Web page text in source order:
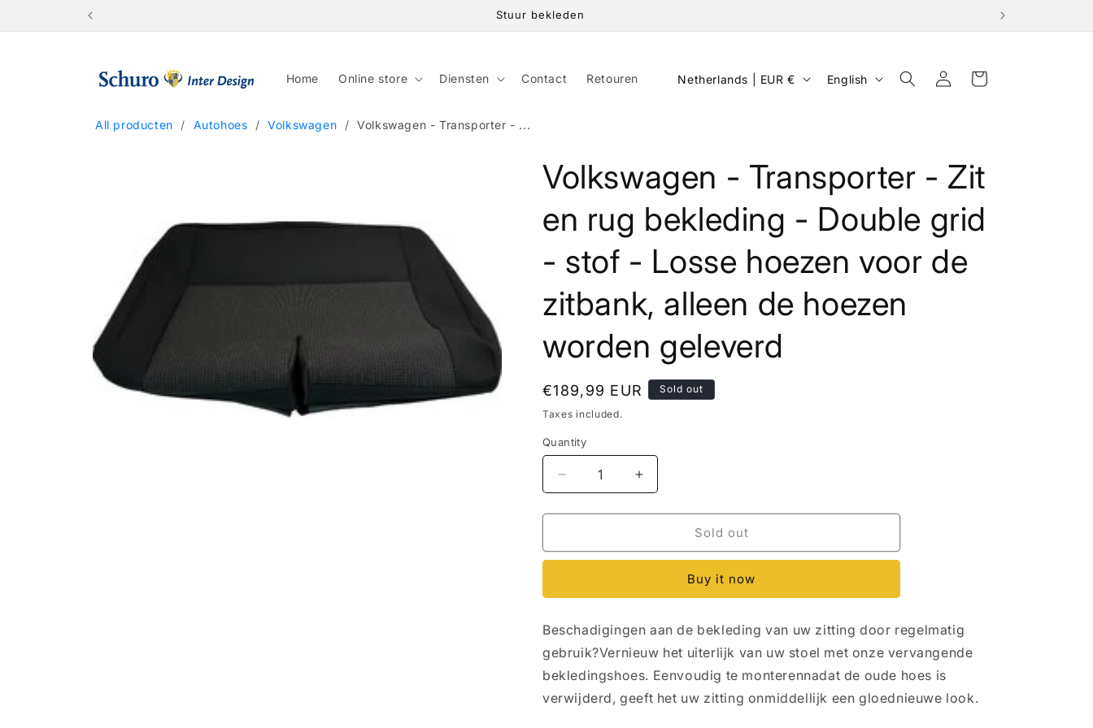
Stuur bekleden
Home Online store Diensten Contact Retouren
C
t
r
y
/
r
e
i
o
n
Netherlands | EUR €
u
a
g
e
English
Log
in
Cart
All producten / Autohoes / Volkswagen / Volkswagen - Transporter - ...
Volkswagen - Transporter - Zit
en rug bekleding - Double grid
- stof - Losse hoezen voor de
zitbank, alleen de hoezen
worden geleverd
Regular
price
€189,99 EUR Sold out
Taxes included.
Quantity
Decrease
quantity
for
-
Zit
rug
bekleding
-
Double
grid
Increase
quantity
for
Volkswagen
-
Zit
rug
bekleding
-
Double
grid
Sold out
Buy it now
Beschadigingen aan de bekleding van uw zitting door regelmatig
gebruik?Vernieuw het uiterlijk van uw stoel met onze vervangende
bekledingshoes. Eenvoudig te monterennadat de oude hoes is
verwijderd, geeft het uw zitting onmiddellijk een gloednieuwe look.